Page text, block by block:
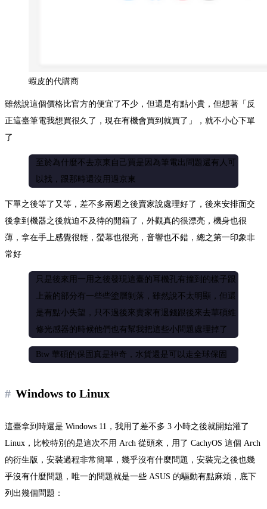
蝦皮的代購商
雖然說這個價格比官方的便宜了不少，但還是有點小貴，但想著「反
正這臺筆電我想買很久了，現在有機會買到就買了」，就不小心下單
了
至於為什麼不去京東自己買是因為筆電出問題還有人可
以找，跟那時還沒用過京東
下單之後等了又等，差不多兩週之後賣家說處理好了，後來安排面交
後拿到機器之後就迫不及待的開箱了，外觀真的很漂亮，機身也很
薄，拿在手上感覺很輕，螢幕也很亮，音響也不錯，總之第一印象非
常好
只是後來用一用之後發現這臺的耳機孔有撞到的樣子跟
上蓋的部分有一些些塗層剝落，雖然說不太明顯，但還
是有點小失望，只不過後來賣家有退錢跟後來去華碩維
修光感器的時候他們也有幫我把這些小問題處理掉了
Btw 華碩的保固真是神奇，水貨還是可以走全球保固
Windows to Linux
這臺拿到時還是 Windows 11，我用了差不多 3 小時之後就開始灌了
Linux，比較特別的是這次不用 Arch 從頭來，用了 CachyOS 這個 Arch
的衍生版，安裝過程非常簡單，幾乎沒有什麼問題，安裝完之後也幾
乎沒有什麼問題，唯一的問題就是一些 ASUS 的驅動有點麻煩，底下
列出幾個問題：